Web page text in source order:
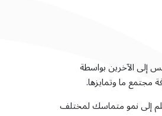
إلى الآخرين بواسطة
مجتمع ما وتمايزها.
إلى نمو متماسك لمختلف